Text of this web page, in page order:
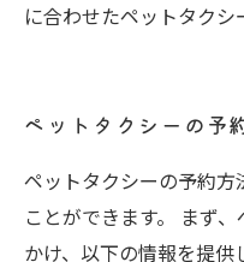
に合わせたペットタクシ
ペットタクシーの予
ペットタクシーの予約方
ことができます。 まず
かけ、以下の情報を提